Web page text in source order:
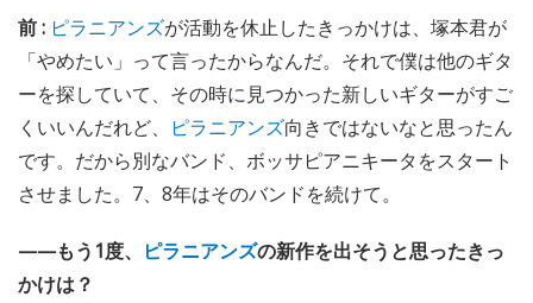
前 : ピラニアンズが活動を休止したきっかけは、塚本君が
「やめたい」って言ったからなんだ。それで僕は他のギタ
ーを探していて、その時に見つかった新しいギターがすご
くいいんだれど、
ピラニアンズ向きではないなと思ったん
です。だから別なバンド、ボッサピアニキータをスタート
させました。7、8年はそのバンドを続けて。
——もう1度、 ピラニアンズの新作を出そうと思ったきっ
かけは？